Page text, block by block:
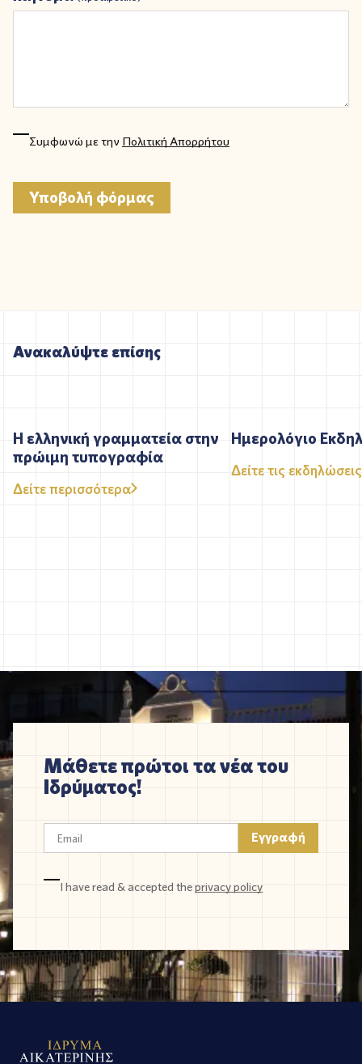
Συμφωνώ με την Πολιτική Απορρήτου
Ανακαλύψτε επίσης
Η ελληνική γραμματεία στην
πρώιμη τυπογραφία
Δείτε περισσότερα
Ημερολόγιο
Δείτε τις εκδηλώσεις
Μάθετε πρώτοι τα νέα του
Ιδρύματος!
I have read & accepted theprivacy policy